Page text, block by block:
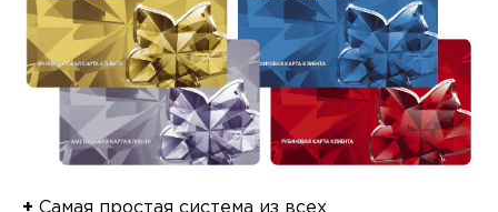
+ Самая простая система из всех